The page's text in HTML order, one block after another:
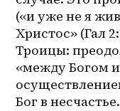
(«и уже не я
Христос» (Гал
Троицы:
«между Богом и
Бог в несчастье.